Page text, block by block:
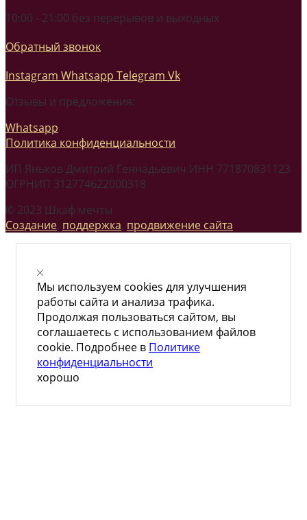
10:00 - 21:00 без перерывов и выходных
Обратный звонок
Instagram Whatsapp Telegram Vk
Отзывы и предложения:
Whatsapp
Политика конфиденциальности
ИП Яньков Дмитрий Геннадьевич ИНН 771870831123
ОГРНИП 312774622000318
© 2023 Шкаф мечты
Создание, поддержка, продвижение сайта
Мы используем cookies для улучшения
работы сайта и анализа трафика.
Продолжая пользоваться сайтом, вы
соглашаетесь с использованием файлов
cookie. Подробнее в Политике
конфиденциальности
хорошо